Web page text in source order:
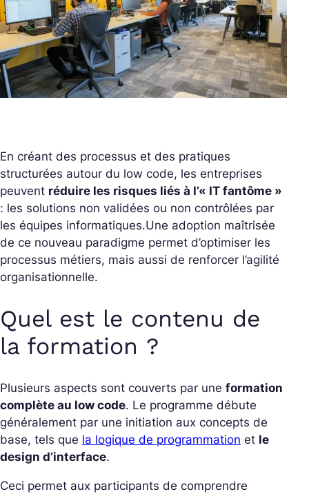
En créant des processus et des pratiques
structurées autour du low code, les entreprises
peuvent réduire les risques liés à l’« IT fantôme »
: les solutions non validées ou non contrôlées par
les équipes informatiques.Une adoption maîtrisée
de ce nouveau paradigme permet d’optimiser les
processus métiers, mais aussi de renforcer l’agilité
organisationnelle.
Quel est le contenu de
la formation ?
Plusieurs aspects sont couverts par une formation
complète au low code. Le programme débute
généralement par une initiation aux concepts de
base, tels que la logique de programmation et le
design d’interface.
Ceci permet aux participants de comprendre